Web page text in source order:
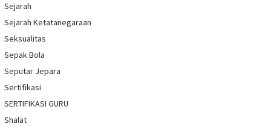
Sejarah
Sejarah Ketatanegaraan
Seksualitas
Sepak Bola
Seputar Jepara
Sertifikasi
SERTIFIKASI GURU
Shalat